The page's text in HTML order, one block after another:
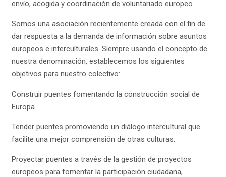
envío, acogida y coordinación de voluntariado europeo.
Somos una asociación recientemente creada con el fin de
dar respuesta a la demanda de información sobre asuntos
europeos e interculturales. Siempre usando el concepto de
nuestra denominación, establecemos los siguientes
objetivos para nuestro colectivo:
Construir puentes fomentando la construcción social de
Europa.
Tender puentes promoviendo un diálogo intercultural que
facilite una mejor comprensión de otras culturas.
Proyectar puentes a través de la gestión de proyectos
europeos para fomentar la participación ciudadana,